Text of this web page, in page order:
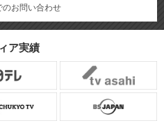
のお問い合わせ
ア実績